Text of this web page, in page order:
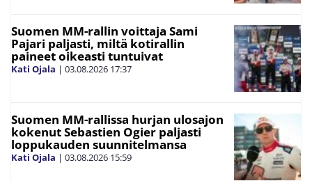
Suomen MM-rallin voittaja Sami
Pajari paljasti, miltä kotirallin
paineet oikeasti tuntuivat
Kati Ojala | 03.08.2026 17:37
Suomen MM-rallissa hurjan ulosajon
kokenut Sebastien Ogier paljasti
loppukauden suunnitelmansa
Kati Ojala | 03.08.2026 15:59